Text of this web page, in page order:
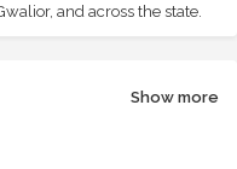
and across the state.
Show more